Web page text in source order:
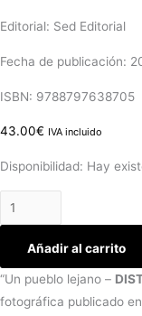
Editorial: Sed Editorial
Fecha de publicación:
ISBN: 9788797638705
43.00€ IVA incluido
Disponibilidad: Hay
Añadir al carrito
“Un pueblo lejano –
fotográfica publicado